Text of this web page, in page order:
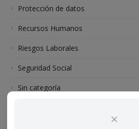
Protección de datos
Recursos Humanos
Riesgos Laborales
Seguridad Social
Sin categoría
×